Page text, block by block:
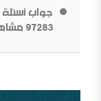
قطع الطريق
بناء الشخصية
جواب
97283 مشاهدة )
مشاهدة )